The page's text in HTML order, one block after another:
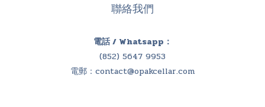
聯絡我們
電話 / Whatsapp：
(852) 5647 9953
電郵： contact@opakcellar.com